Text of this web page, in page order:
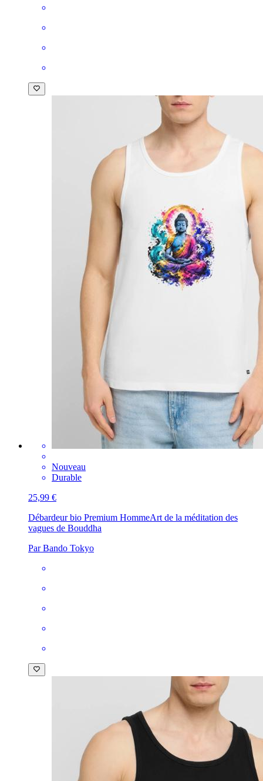
Nouveau
Durable
25,99 €
Débardeur bio Premium HommeArt de la méditation des
vagues de Bouddha
Par Bando Tokyo